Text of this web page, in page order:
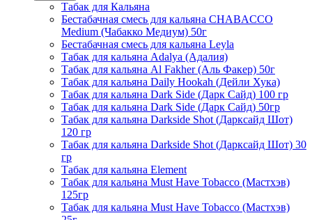
Табак для Кальяна
Бестабачная смесь для кальяна CHABACCO
Medium (Чабакко Медиум) 50г
Бестабачная смесь для кальяна Leyla
Табак для кальяна Adalya (Адалия)
Табак для кальяна Al Fakher (Аль Факер) 50г
Табак для кальяна Daily Hookah (Дейли Хука)
Табак для кальяна Dark Side (Дарк Сайд) 100 гр
Табак для кальяна Dark Side (Дарк Сайд) 50гр
Табак для кальяна Darkside Shot (Дарксайд Шот)
120 гр
Табак для кальяна Darkside Shot (Дарксайд Шот) 30
гр
Табак для кальяна Element
Табак для кальяна Must Have Tobacco (Мастхэв)
125гр
Табак для кальяна Must Have Tobacco (Мастхэв)